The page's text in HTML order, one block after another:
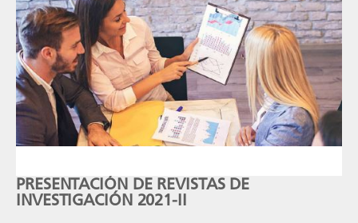
PRESENTACIÓN DE REVISTAS DE
INVESTIGACIÓN 2021-II